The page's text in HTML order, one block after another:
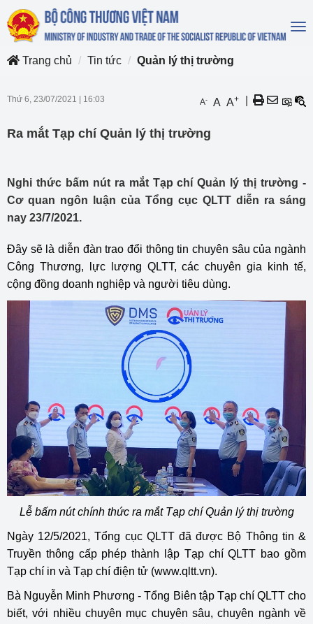
Trang chủ
Tin tức Quản lý thị trường
Thứ 6, 23/07/2021 16:03 A- A A+
Ra mắt Tạp chí Quản lý thị trường
Nghi thức bấm nút ra mắt Tạp chí Quản lý thị trường -
Cơ quan ngôn luận của Tổng cục QLTT diễn ra sáng
nay 23/7/2021.
Đây sẽ là diễn đàn trao đổi thông tin chuyên sâu của ngành
Công Thương, lực lượng QLTT, các chuyên gia kinh tế,
cộng đồng doanh nghiệp và người tiêu dùng.
Lễ bấm nút chính thức ra mắt Tạp chí Quản lý thị trường
Ngày 12/5/2021, Tổng cục QLTT đã được Bộ Thông tin &
Truyền thông cấp phép thành lập Tạp chí QLTT bao gồm
Tạp chí in và Tạp chí điện tử (www.qltt.vn).
Bà Nguyễn Minh Phương - Tổng Biên tập Tạp chí QLTT cho
biết, với nhiều chuyên mục chuyên sâu, chuyên ngành về